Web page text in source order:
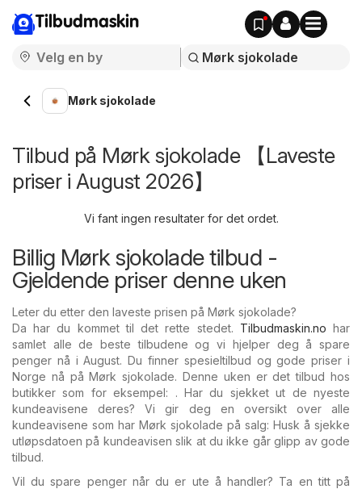
Tilbudmaskin
Mørk sjokolade
Tilbud på Mørk sjokolade 【Laveste
priser i August 2026】
Vi fant ingen resultater for det ordet.
Billig Mørk sjokolade tilbud -
Gjeldende priser denne uken
Leter du etter den laveste prisen på Mørk sjokolade?
Da har du kommet til det rette stedet. Tilbudmaskin.no har
samlet alle de beste tilbudene og vi hjelper deg å spare
penger nå i August. Du finner spesieltilbud og gode priser i
Norge nå på Mørk sjokolade. Denne uken er det tilbud hos
butikker som for eksempel: . Har du sjekket ut de nyeste
kundeavisene deres? Vi gir deg en oversikt over alle
kundeavisene som har Mørk sjokolade på salg: Husk å sjekke
utløpsdatoen på kundeavisen slik at du ikke går glipp av gode
tilbud.
Vil du spare penger når du er ute å handler? Ta en titt på